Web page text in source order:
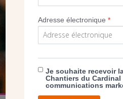
NOUS PERMET D’AGIR
FAIRE
Adresse électronique*
Je souhaite recevoir
Chantiers du Cardinal
communications